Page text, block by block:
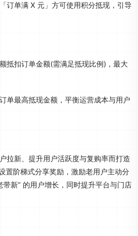
订单满 X 元」方可使用积分抵现，引导
抵扣订单金额(需满足抵现比例)，最大
单最高抵现金额，平衡运营成本与用户
拉新、提升用户活跃度与复购率而打造
置阶梯式分享奖励，激励老用户主动分
带新” 的用户增长，同时提升平台与门店